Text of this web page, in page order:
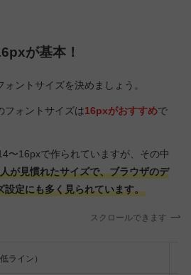
が基本！
ントサイズを決めましょう。
フォントサイズは16pxがおすすめで
〜16pxで作られていますが、その中
が見慣れたサイズで、ブラウザのデ
設定にも多く見られています。
スクロールできます
ライン）